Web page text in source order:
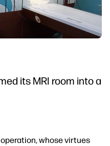
its MRI room into a
whose virtues